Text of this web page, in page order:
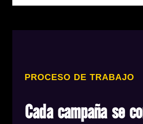
PROCESO DE TRABAJO
Cada campaña se